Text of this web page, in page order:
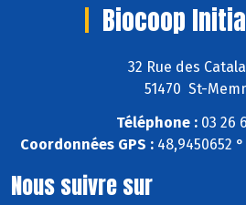
Biocoop
32 Rue des
51470 St-
Téléphone : 03 26
Coordonnées GPS :48,9450652 °
Nous suivre sur